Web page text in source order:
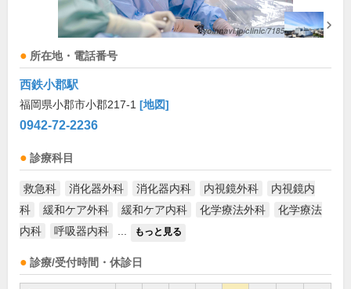
所在地・電話番号
西鉄小郡駅
福岡県小郡市小郡217-1 [地図]
0942-72-2236
診療科目
救急科 消化器外科 消化器内科 内視鏡外科
内視鏡内
科
緩和ケア外科 緩和ケア内科 化学療法外科
化学療法
内科
呼吸器内科 もっと見る
診療/受付時間・休診日